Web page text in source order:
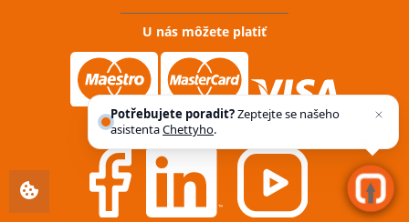
U nás môžete platiť
Novinky z nášho sveta
Potřebujete poradit?Zeptejte se našeho
asistentaChettyho.